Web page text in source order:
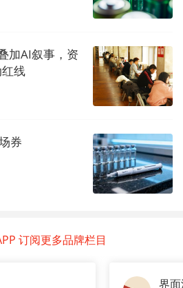
加AI叙事，资
线
券
订阅更多品牌栏目
界